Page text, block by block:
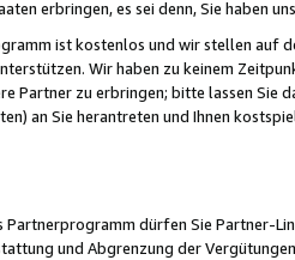
erbringen, es sei denn, Sie haben
ist kostenlos und wir stellen auf
Wir haben zu keinem
Partner zu erbringen; bitte lassen Sie
an Sie herantreten und Ihnen
Partnerprogramm dürfen Sie Partner-
und Abgrenzung der